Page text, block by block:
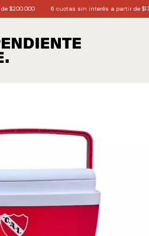
6 cuotas sin interés a partir de